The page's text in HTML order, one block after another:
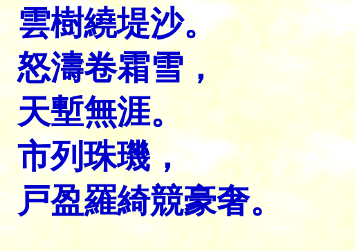
雲樹繞堤沙。
怒濤卷霜雪，
天塹無涯。
市列珠璣，
戸盈羅綺競豪奢。